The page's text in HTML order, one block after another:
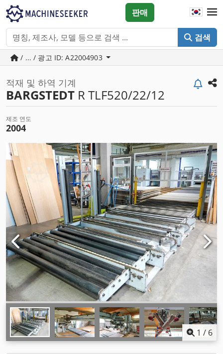
검색
판매
/ ... / 광고 ID: A22004903
적재 및 하역 기계
BARGSTEDT R TLF520/22/12
제조 연도
2004
1 /6